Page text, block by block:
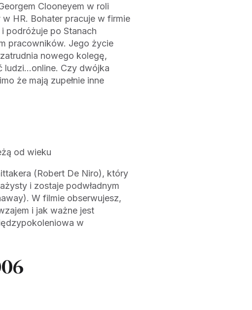
Clooneyem w roli
HR. Bohater pracuje w firmie
podróżuje po Stanach
pracowników. Jego życie
nowego kolegę,
ludzi…online. Czy dwójka
że mają zupełnie inne
od wieku
(Robert De Niro), który
i zostaje podwładnym
W filmie obserwujesz,
i jak ważne jest
w